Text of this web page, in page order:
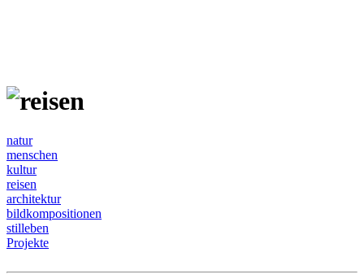
natur
menschen
kultur
reisen
architektur
bildkompositionen
stilleben
Projekte